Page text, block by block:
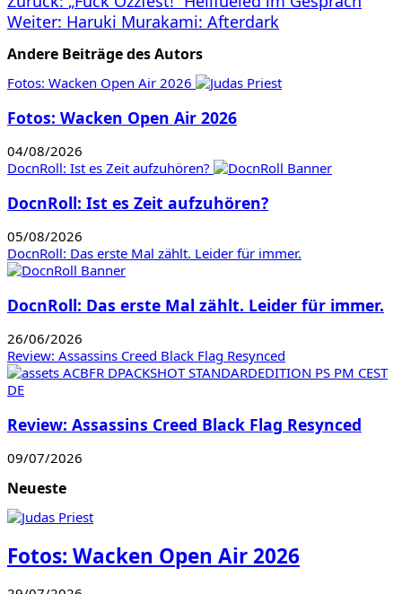
Weiter: Haruki Murakami: Afterdark
Andere Beiträge des Autors
Fotos: Wacken Open Air 2026
Fotos: Wacken Open Air 2026
04/08/2026
DocnRoll: Ist es Zeit aufzuhören?
DocnRoll: Ist es Zeit aufzuhören?
05/08/2026
DocnRoll: Das erste Mal zählt. Leider für immer.
DocnRoll: Das erste Mal zählt. Leider für immer.
26/06/2026
Review: Assassins Creed Black Flag Resynced
Review: Assassins Creed Black Flag Resynced
09/07/2026
Neueste
Fotos: Wacken Open Air 2026